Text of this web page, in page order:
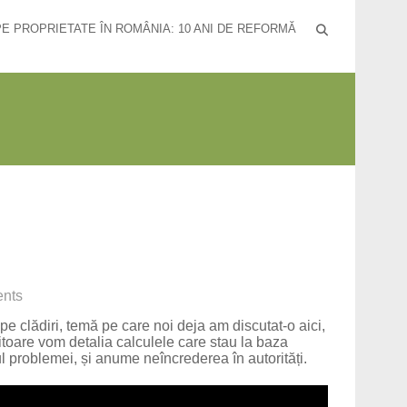
PROPRIETATE ÎN ROMÂNIA: 10 ANI DE REFORMĂ
clădiri, temă pe care noi deja am discutat-o aici,
vom detalia calculele care stau la baza
problemei, și anume neîncrederea în autorități.